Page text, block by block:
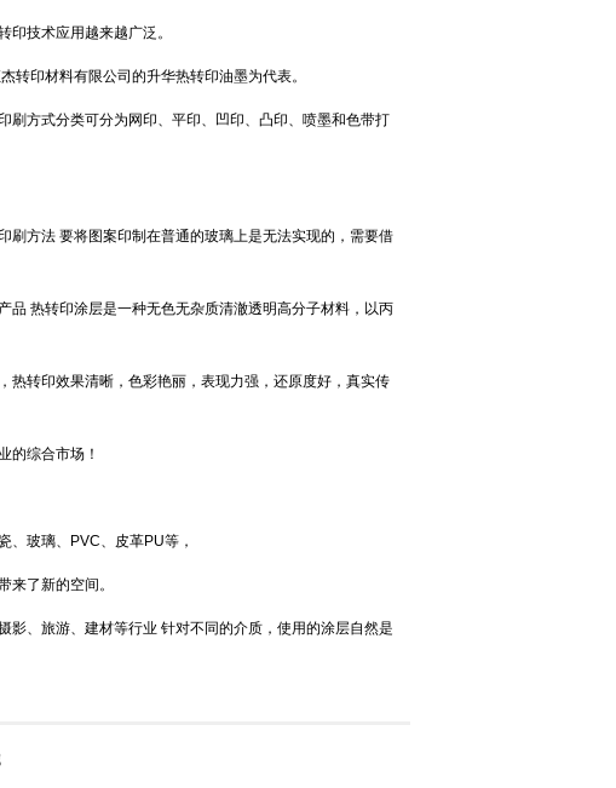
技术应用越来越广泛。
转印材料有限公司的升华热转印油墨为代表。
刷方式分类可分为网印、平印、凹印、凸印、喷墨和色带打
方法 要将图案印制在普通的玻璃上是无法实现的，需要借
热转印涂层是一种无色无杂质清澈透明高分子材料，以丙
热转印效果清晰，色彩艳丽，表现力强，还原度好，真实传
的综合市场！
、玻璃、PVC、皮革PU等，
了新的空间。
、旅游、建材等行业 针对不同的介质，使用的涂层自然是